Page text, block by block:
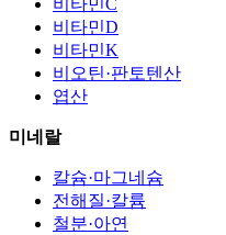
비타민D
비타민K
비오틴·판토텐산
엽산
미네랄
칼슘·마그네슘
전해질·칼륨
철분·아연